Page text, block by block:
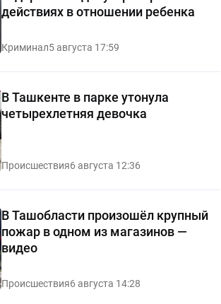
действиях в отношении ребенка
Криминал5 августа 17:59
В Ташкенте в парке утонула
четырехлетняя девочка
Происшествия6 августа 12:36
В Ташобласти произошёл крупный
пожар в одном из магазинов —
видео
Происшествия6 августа 14:28